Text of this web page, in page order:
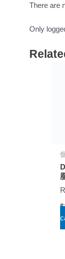
There are
Only
$